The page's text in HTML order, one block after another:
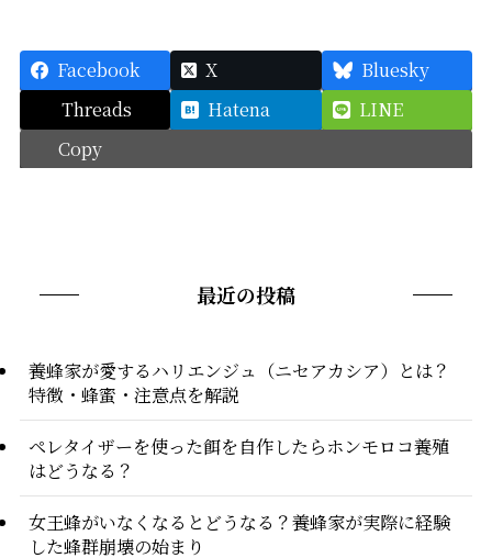
Facebook X
Bluesky
Threads
Hatena
LINE
Copy
最近の投稿
養蜂家が愛するハリエンジュ（ニセアカシア）とは？
特徴・蜂蜜・注意点を解説
ペレタイザーを使った餌を自作したらホンモロコ養殖
はどうなる？
女王蜂がいなくなるとどうなる？養蜂家が実際に経験
した蜂群崩壊の始まり